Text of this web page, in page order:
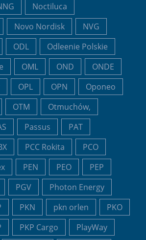
Noctiluca
Novo Nordisk
NVG
ODL
Odleenie Polskie
OML OND
ONDE
OPL OPN
Oponeo
OTM
Otmuchów,
Passus
PAT
PCC Rokita
PCO
PEN PEO
PEP
PGV
Photon Energy
PKN pkn orlen
PKO
PKP Cargo
PlayWay